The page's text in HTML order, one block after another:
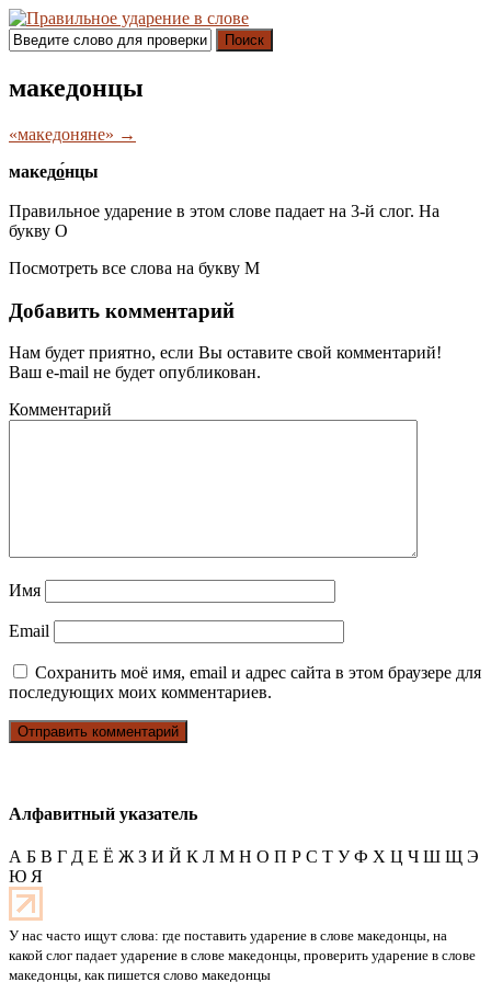
Поиск
македонцы
«македоняне» →
македо́нцы
Правильное ударение в этом слове падает на 3-й слог. На
букву О
Посмотреть все слова на букву М
Добавить комментарий
Нам будет приятно, если Вы оставите свой комментарий!
Ваш e-mail не будет опубликован.
Комментарий
Имя
Email
Сохранить моё имя, email и адрес сайта в этом браузере для
последующих моих комментариев.
Алфавитный указатель
А Б В Г Д Е Ё Ж З И Й К Л М Н О П Р С Т У Ф Х Ц Ч Ш Щ Э
Ю Я
У нас часто ищут слова: где поставить ударение в слове македонцы, на
какой слог падает ударение в слове македонцы, проверить ударение в слове
македонцы, как пишется слово македонцы